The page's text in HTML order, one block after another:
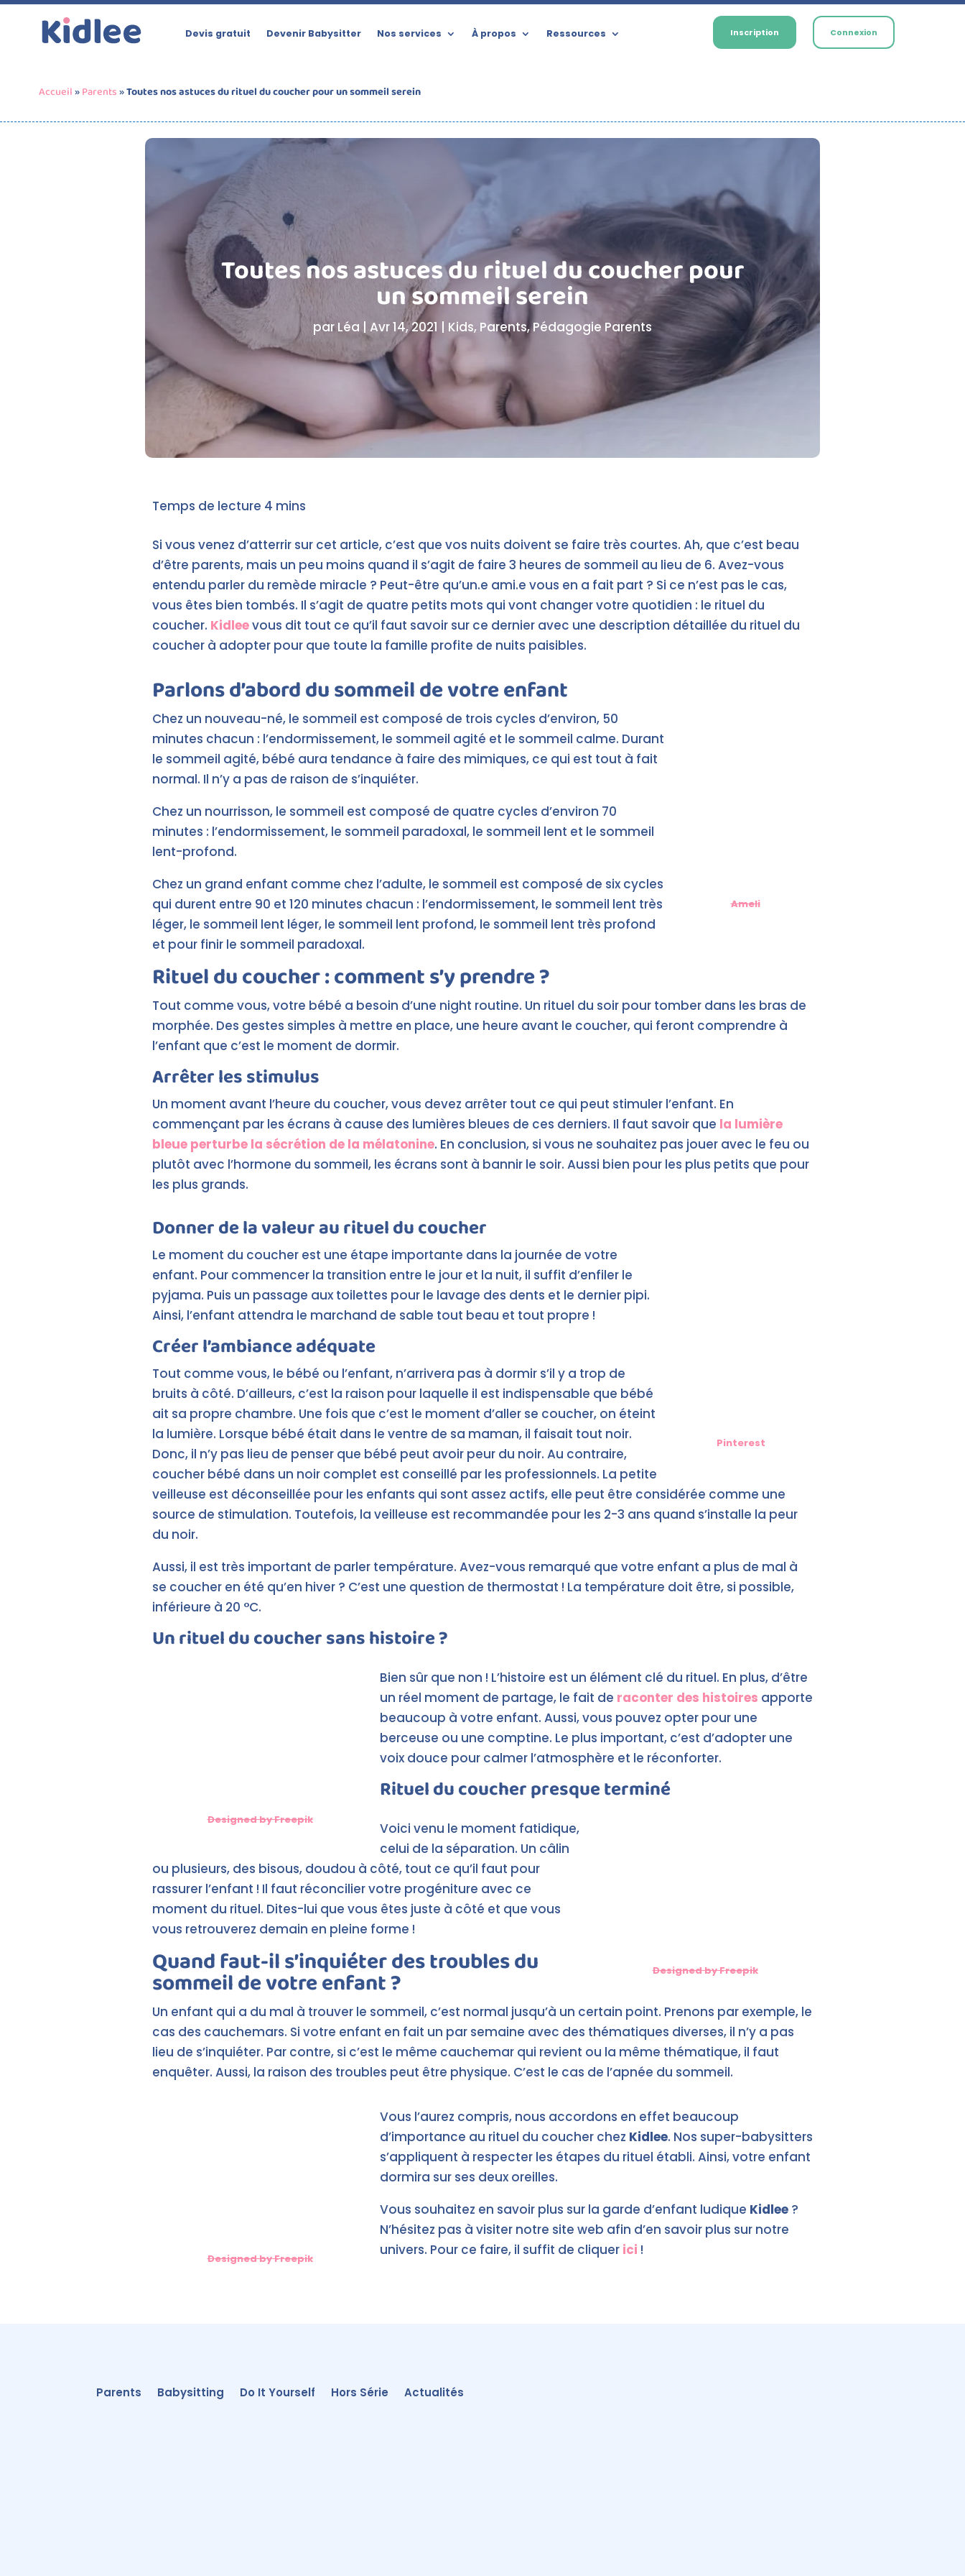
Devis gratuit Devenir Babysitter Nos services À propos Ressources Inscription Connexion
Accueil»Parents»Toutes nos astuces du rituel du coucher pour un sommeil serein
Toutes nos astuces du rituel du coucher pour
un sommeil serein
par Léa | Avr 14, 2021 | Kids, Parents,Pédagogie Parents
Si vous venez d’atterrir sur cet article, c’est que vos nuits doivent se faire très courtes. Ah, que c’est beau
d’être parents, mais un peu moins quand il s’agit de faire 3 heures de sommeil au lieu de 6. Avez-vous
entendu parler du remède miracle ? Peut-être qu’un.e ami.e vous en a fait part ? Si ce n’est pas le cas,
vous êtes bien tombés. Il s’agit de quatre petits mots qui vont changer votre quotidien : le rituel du
coucher. Kidleevous dit tout ce qu’il faut savoir sur ce dernier avec une description détaillée du rituel du
coucher à adopter pour que toute la famille profite de nuits paisibles.
Ameli
Parlons d’abord du sommeil de votre enfant
Chez un nouveau-né, le sommeil est composé de trois cycles d’environ, 50
minutes chacun : l’endormissement, le sommeil agité et le sommeil calme. Durant
le sommeil agité, bébé aura tendance à faire des mimiques, ce qui est tout à fait
normal. Il n’y a pas de raison de s’inquiéter.
Chez un nourrisson, le sommeil est composé de quatre cycles d’environ 70
minutes : l’endormissement, le sommeil paradoxal, le sommeil lent et le sommeil
lent-profond.
Chez un grand enfant comme chez l’adulte, le sommeil est composé de six cycles
qui durent entre 90 et 120 minutes chacun : l’endormissement, le sommeil lent très
léger, le sommeil lent léger, le sommeil lent profond, le sommeil lent très profond
et pour finir le sommeil paradoxal.
Rituel du coucher : comment s’y prendre ?
Tout comme vous, votre bébé a besoin d’une night routine. Un rituel du soir pour tomber dans les bras de
morphée. Des gestes simples à mettre en place, une heure avant le coucher, qui feront comprendre à
l’enfant que c’est le moment de dormir.
Arrêter les stimulus
Un moment avant l’heure du coucher, vous devez arrêter tout ce qui peut stimuler l’enfant. En
commençant par les écrans à cause des lumières bleues de ces derniers. Il faut savoir que la lumière
bleue perturbe la sécrétion de la mélatonine. En conclusion, si vous ne souhaitez pas jouer avec le feu ou
plutôt avec l’hormone du sommeil, les écrans sont à bannir le soir. Aussi bien pour les plus petits que pour
les plus grands.
Pinterest
Donner de la valeur au rituel du coucher
Le moment du coucher est une étape importante dans la journée de votre
enfant. Pour commencer la transition entre le jour et la nuit, il suffit d’enfiler le
pyjama. Puis un passage aux toilettes pour le lavage des dents et le dernier pipi.
Ainsi, l’enfant attendra le marchand de sable tout beau et tout propre !
Créer l’ambiance adéquate
Tout comme vous, le bébé ou l’enfant, n’arrivera pas à dormir s’il y a trop de
bruits à côté. D’ailleurs, c’est la raison pour laquelle il est indispensable que bébé
ait sa propre chambre. Une fois que c’est le moment d’aller se coucher, on éteint
la lumière. Lorsque bébé était dans le ventre de sa maman, il faisait tout noir.
Donc, il n’y pas lieu de penser que bébé peut avoir peur du noir. Au contraire,
coucher bébé dans un noir complet est conseillé par les professionnels. La petite
veilleuse est déconseillée pour les enfants qui sont assez actifs, elle peut être considérée comme une
source de stimulation. Toutefois, la veilleuse est recommandée pour les 2-3 ans quand s’installe la peur
du noir.
Aussi, il est très important de parler température. Avez-vous remarqué que votre enfant a plus de mal à
se coucher en été qu’en hiver ? C’est une question de thermostat ! La température doit être, si possible,
inférieure à 20 °C.
Un rituel du coucher sans histoire ?
Designed by Freepik
Bien sûr que non ! L’histoire est un élément clé du rituel. En plus, d’être
un réel moment de partage, le fait de raconter des histoires apporte
beaucoup à votre enfant. Aussi, vous pouvez opter pour une
berceuse ou une comptine. Le plus important, c’est d’adopter une
voix douce pour calmer l’atmosphère et le réconforter.
Rituel du coucher presque terminé
Designed by Freepik
Voici venu le moment fatidique,
celui de la séparation. Un câlin
ou plusieurs, des bisous, doudou à côté, tout ce qu’il faut pour
rassurer l’enfant ! Il faut réconcilier votre progéniture avec ce
moment du rituel. Dites-lui que vous êtes juste à côté et que vous
vous retrouverez demain en pleine forme !
Quand faut-il s’inquiéter des troubles du
sommeil de votre enfant ?
Un enfant qui a du mal à trouver le sommeil, c’est normal jusqu’à un certain point. Prenons par exemple, le
cas des cauchemars. Si votre enfant en fait un par semaine avec des thématiques diverses, il n’y a pas
lieu de s’inquiéter. Par contre, si c’est le même cauchemar qui revient ou la même thématique, il faut
enquêter. Aussi, la raison des troubles peut être physique. C’est le cas de l’apnée du sommeil.
Designed by Freepik
Vous l’aurez compris, nous accordons en effet beaucoup
d’importance au rituel du coucher chez Kidlee. Nos super-babysitters
s’appliquent à respecter les étapes du rituel établi. Ainsi, votre enfant
dormira sur ses deux oreilles.
Vous souhaitez en savoir plus sur la garde d’enfant ludique Kidlee ?
N’hésitez pas à visiter notre site web afin d’en savoir plus sur notre
univers. Pour ce faire, il suffit de cliquer ici !
Parents Babysitting Do It Yourself Hors Série Actualités